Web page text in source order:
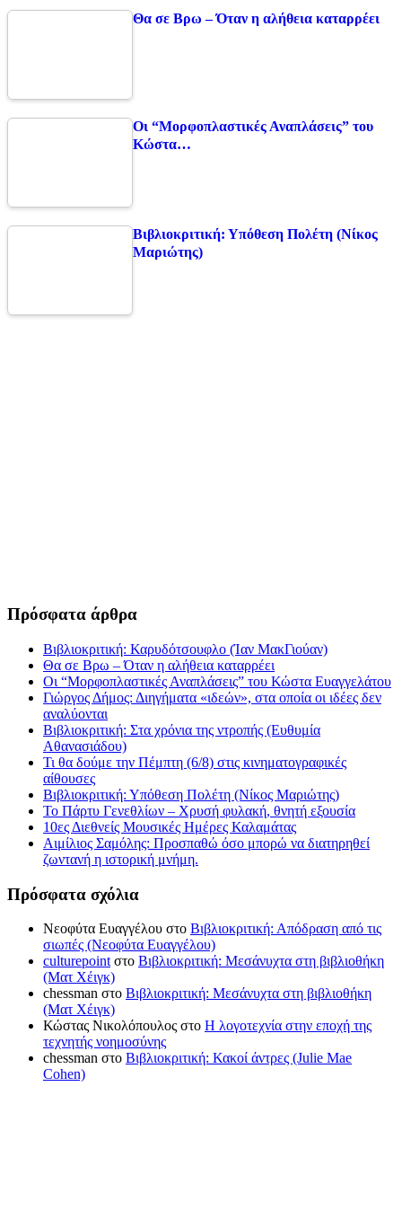
Θα σε Βρω – Όταν η αλήθεια καταρρέει
Οι “Μορφοπλαστικές Αναπλάσεις” του
Κώστα…
Βιβλιοκριτική: Υπόθεση Πολέτη (Νίκος
Μαριώτης)
Πρόσφατα άρθρα
Βιβλιοκριτική: Καρυδότσουφλο (Ίαν ΜακΓιούαν)
Θα σε Βρω – Όταν η αλήθεια καταρρέει
Οι “Μορφοπλαστικές Αναπλάσεις” του Κώστα Ευαγγελάτου
Γιώργος Δήμος: Διηγήματα «ιδεών», στα οποία οι ιδέες δεν
αναλύονται
Βιβλιοκριτική: Στα χρόνια της ντροπής (Ευθυμία
Αθανασιάδου)
Τι θα δούμε την Πέμπτη (6/8) στις κινηματογραφικές
αίθουσες
Βιβλιοκριτική: Υπόθεση Πολέτη (Νίκος Μαριώτης)
Το Πάρτυ Γενεθλίων – Χρυσή φυλακή, θνητή εξουσία
10ες Διεθνείς Μουσικές Ημέρες Καλαμάτας
Αιμίλιος Σαμόλης: Προσπαθώ όσο μπορώ να διατηρηθεί
ζωντανή η ιστορική μνήμη.
Πρόσφατα σχόλια
Νεοφύτα Ευαγγέλου στο Βιβλιοκριτική: Απόδραση από τις
σιωπές (Νεοφύτα Ευαγγέλου)
culturepointστο Βιβλιοκριτική: Μεσάνυχτα στη βιβλιοθήκη
(Ματ Χέιγκ)
chessman στο Βιβλιοκριτική: Μεσάνυχτα στη βιβλιοθήκη
(Ματ Χέιγκ)
Κώστας Νικολόπουλος στο Η λογοτεχνία στην εποχή της
τεχνητής νοημοσύνης
chessman στο Βιβλιοκριτική: Κακοί άντρες (Julie Mae
Cohen)